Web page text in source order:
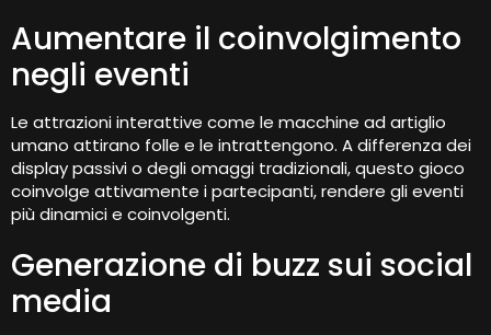
Aumentare il coinvolgimento
negli eventi
Le attrazioni interattive come le macchine ad artiglio
umano attirano folle e le intrattengono. A differenza dei
display passivi o degli omaggi tradizionali, questo gioco
coinvolge attivamente i partecipanti, rendere gli eventi
più dinamici e coinvolgenti.
Generazione di buzz sui social
media